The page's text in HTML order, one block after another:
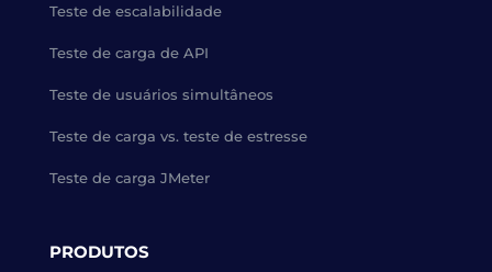
Teste de escalabilidade
Teste de carga de API
Teste de usuários simultâneos
Teste de carga vs. teste de estresse
Teste de carga JMeter
PRODUTOS